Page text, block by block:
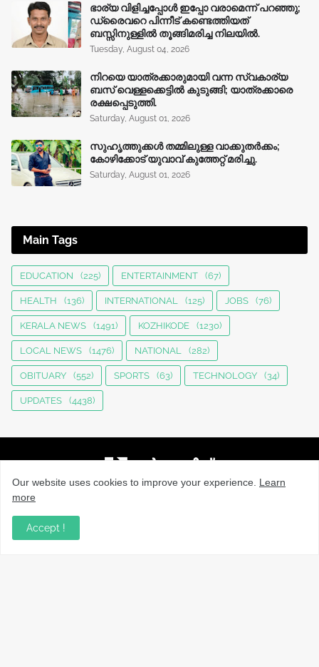
ഭാര്യ വിളിച്ചപ്പോള്‍ ഇപ്പോ വരാമെന്ന് പറഞ്ഞു;
ഡ്രൈവറെ പിന്നീട് കണ്ടെത്തിയത്
ബസ്സിനുള്ളില്‍ തൂങ്ങിമരിച്ച നിലയിൽ.
Tuesday, August 04, 2026
നിറയെ യാത്രക്കാരുമായി വന്ന സ്വകാര്യ
ബസ് വെള്ളക്കെട്ടിൽ കുടുങ്ങി; യാത്രക്കാരെ
രക്ഷപ്പെടുത്തി.
Saturday, August 01, 2026
സുഹൃത്തുക്കൾ തമ്മിലുള്ള വാക്കുതർക്കം;
കോഴിക്കോട് യുവാവ് കുത്തേറ്റ് മരിച്ചു.
Saturday, August 01, 2026
Main Tags
EDUCATION (225) ENTERTAINMENT (67)
HEALTH (136) INTERNATIONAL (125) JOBS (76)
KERALA NEWS (1491) KOZHIKODE (1230)
LOCAL NEWS (1476) NATIONAL (282)
OBITUARY (552) SPORTS (63) TECHNOLOGY (34)
UPDATES (4438)
നാട്ടുവാർത്തകൾ, തൊഴിൽ, വിദ്യാഭ്യാസം, വാണിജ്യം,
ടെക്നോളജി സംബന്ധമായ വാർത്തകൾ, പൊതു/ഗവൺമെൻ്റ്
അറിയിപ്പുകൾ, വിനോദം എന്നിവയും മറ്റും ഉൾക്കൊള്ളുന്ന,
Our website uses cookies to improve your experience. Learn
more
Accept !